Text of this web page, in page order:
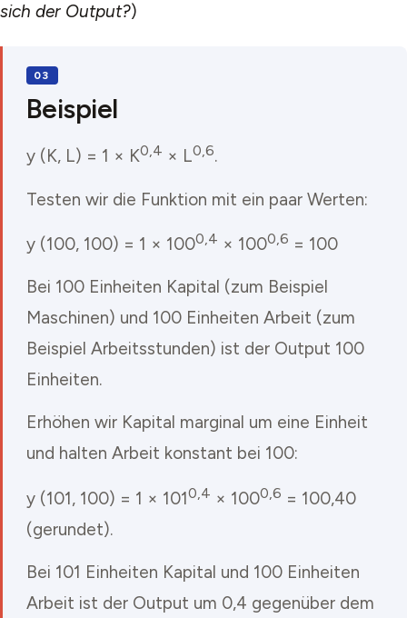
sich der Output?)
Beispiel
y (K, L) = 1 × K0,4 × L0,6.
Testen wir die Funktion mit ein paar Werten:
y (100, 100) = 1 × 1000,4 × 1000,6 = 100
Bei 100 Einheiten Kapital (zum Beispiel
Maschinen) und 100 Einheiten Arbeit (zum
Beispiel Arbeitsstunden) ist der Output 100
Einheiten.
Erhöhen wir Kapital marginal um eine Einheit
und halten Arbeit konstant bei 100:
y (101, 100) = 1 × 1010,4 × 1000,6 = 100,40
(gerundet).
Bei 101 Einheiten Kapital und 100 Einheiten
Arbeit ist der Output um 0,4 gegenüber dem